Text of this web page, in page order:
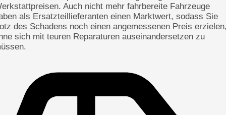
Auch nicht mehr fahrbereite Fahrzeuge
als Ersatzteillieferanten einen Marktwert, sodass Sie
des Schadens noch einen angemessenen Preis
sich mit teuren Reparaturen auseinandersetzen zu